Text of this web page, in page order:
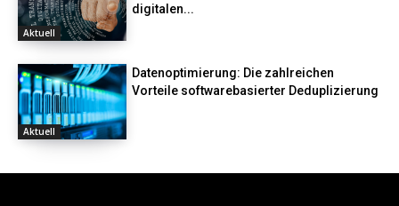
Aktuell
digitalen...
Aktuell
Datenoptimierung: Die zahlreichen
Vorteile softwarebasierter Deduplizierung